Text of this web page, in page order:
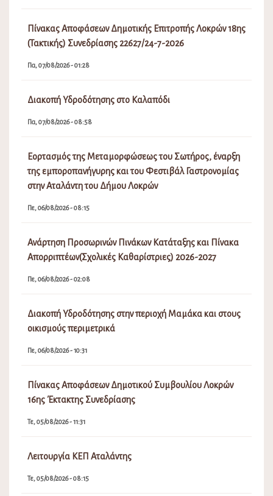
Πίνακας Αποφάσεων Δημοτικής Επιτροπής Λοκρών 18ης
(Τακτικής) Συνεδρίασης 22627/24-7-2026
Πα, 07/08/2026 - 01:28
Διακοπή Υδροδότησης στο Καλαπόδι
Πα, 07/08/2026 - 08:58
Εορτασμός της Μεταμορφώσεως του Σωτήρος, έναρξη
της εμποροπανήγυρης και του Φεστιβάλ Γαστρονομίας
στην Αταλάντη του Δήμου Λοκρών
Πε, 06/08/2026 - 08:15
Ανάρτηση Προσωρινών Πινάκων Κατάταξης και Πίνακα
Απορριπτέων(Σχολικές Καθαρίστριες) 2026-2027
Πε, 06/08/2026 - 02:08
Διακοπή Υδροδότησης στην περιοχή Μαμάκα και στους
οικισμούς περιμετρικά
Πε, 06/08/2026 - 10:31
Πίνακας Αποφάσεων Δημοτικού Συμβουλίου Λοκρών
16ης Έκτακτης Συνεδρίασης
Τε, 05/08/2026 - 11:31
Λειτουργία ΚΕΠ Αταλάντης
Τε, 05/08/2026 - 08:15